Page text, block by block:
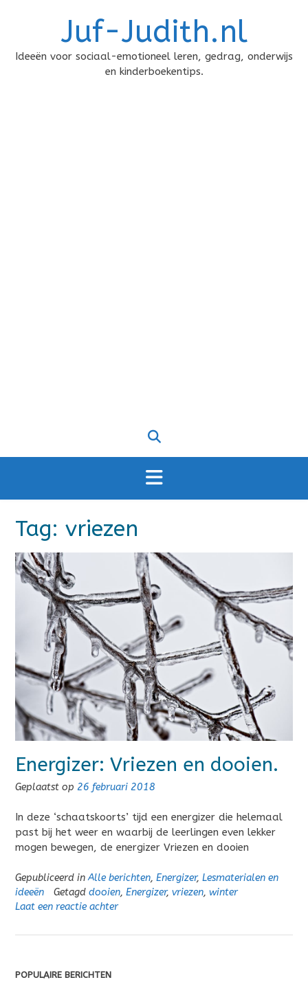
Juf-Judith.nl
Ideeën voor sociaal-emotioneel leren, gedrag, onderwijs
en kinderboekentips.
Tag: vriezen
Energizer: Vriezen en dooien.
Geplaatst op 26 februari 2018
In deze ‘schaatskoorts’ tijd een energizer die helemaal
past bij het weer en waarbij de leerlingen even lekker
mogen bewegen, de energizer Vriezen en dooien
Gepubliceerd inAlle berichten, Energizer, Lesmaterialen en
ideeën
Getagd dooien, Energizer, vriezen, winter
Laat een reactie achter
POPULAIRE BERICHTEN